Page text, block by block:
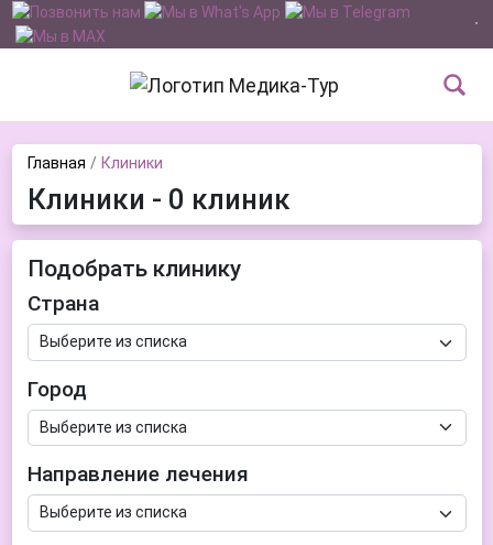
Главная Клиники
Клиники - 0 клиник
Подобрать клинику
Страна
Город
Направление лечения